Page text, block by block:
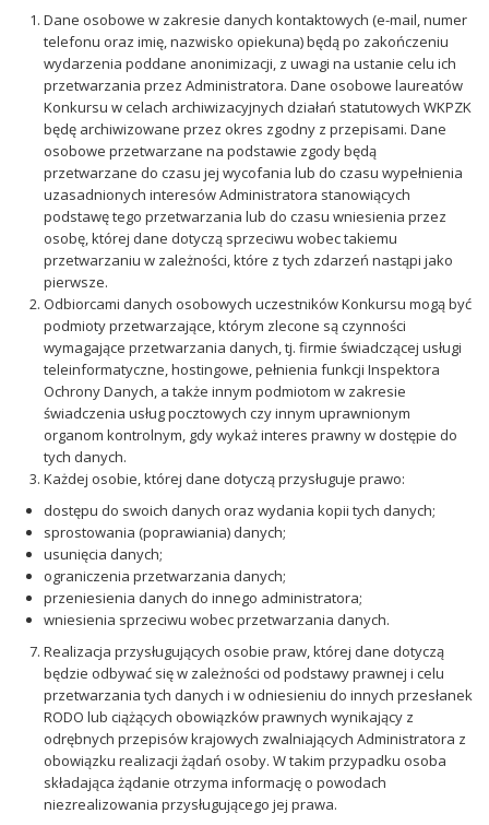
Dane osobowe w zakresie danych kontaktowych (e-mail, numer
telefonu oraz imię, nazwisko opiekuna) będą po zakończeniu
wydarzenia poddane anonimizacji, z uwagi na ustanie celu ich
przetwarzania przez Administratora. Dane osobowe laureatów
Konkursu w celach archiwizacyjnych działań statutowych WKPZK
będę archiwizowane przez okres zgodny z przepisami. Dane
osobowe przetwarzane na podstawie zgody będą
przetwarzane do czasu jej wycofania lub do czasu wypełnienia
uzasadnionych interesów Administratora stanowiących
podstawę tego przetwarzania lub do czasu wniesienia przez
osobę, której dane dotyczą sprzeciwu wobec takiemu
przetwarzaniu w zależności, które z tych zdarzeń nastąpi jako
pierwsze.
Odbiorcami danych osobowych uczestników Konkursu mogą być
podmioty przetwarzające, którym zlecone są czynności
wymagające przetwarzania danych, tj. firmie świadczącej usługi
teleinformatyczne, hostingowe, pełnienia funkcji Inspektora
Ochrony Danych, a także innym podmiotom w zakresie
świadczenia usług pocztowych czy innym uprawnionym
organom kontrolnym, gdy wykaż interes prawny w dostępie do
tych danych.
Każdej osobie, której dane dotyczą przysługuje prawo:
dostępu do swoich danych oraz wydania kopii tych danych;
sprostowania (poprawiania) danych;
usunięcia danych;
ograniczenia przetwarzania danych;
przeniesienia danych do innego administratora;
wniesienia sprzeciwu wobec przetwarzania danych.
Realizacja przysługujących osobie praw, której dane dotyczą
będzie odbywać się w zależności od podstawy prawnej i celu
przetwarzania tych danych i w odniesieniu do innych przesłanek
RODO lub ciążących obowiązków prawnych wynikający z
odrębnych przepisów krajowych zwalniających Administratora z
obowiązku realizacji żądań osoby. W takim przypadku osoba
składająca żądanie otrzyma informację o powodach
niezrealizowania przysługującego jej prawa.